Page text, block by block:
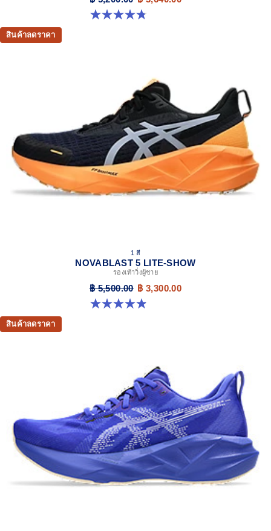
4.8 จาก 5 ดาว 32 รีวิว
สินค้าลดราคา
1 สี
NOVABLAST 5 LITE-SHOW
รองเท้าวิ่งผู้ชาย
฿ 5,500.00 ฿ 3,300.00
4.9 จาก 5 ดาว 39 รีวิว
สินค้าลดราคา